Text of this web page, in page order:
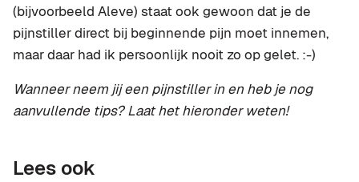
(bijvoorbeeld Aleve) staat ook gewoon dat je de
pijnstiller direct bij beginnende pijn moet innemen,
maar daar had ik persoonlijk nooit zo op gelet. :-)
Wanneer neem jij een pijnstiller in en heb je nog
aanvullende tips? Laat het hieronder weten!
Lees ook